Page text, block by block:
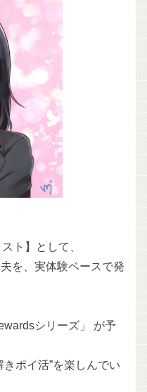
ト】として、
を、実体験ベースで発
シリーズ」 が予
ポイ活”を楽しんでい